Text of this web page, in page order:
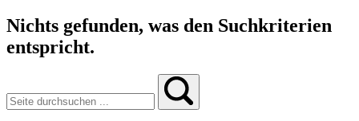
Nichts gefunden, was den Suchkriterien
entspricht.